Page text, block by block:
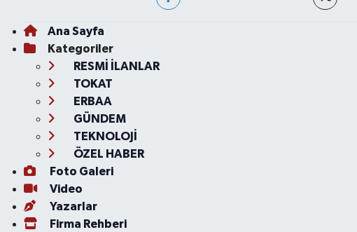
Ana Sayfa
Kategoriler
RESMİ İLANLAR
TOKAT
ERBAA
GÜNDEM
TEKNOLOJİ
ÖZEL HABER
Foto Galeri
Video
Yazarlar
Firma Rehberi